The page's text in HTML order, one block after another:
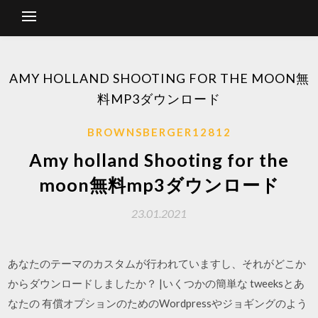
AMY HOLLAND SHOOTING FOR THE MOON無
料MP3ダウンロード
BROWNSBERGER12812
Amy holland Shooting for the
moon無料mp3ダウンロード
23.01.2021
あなたのテーマのカスタムが行われていますし、それがどこか
からダウンロードしましたか？ |いくつかの簡単な tweeksとあ
なたの 有償オプションのためのWordpressやジョギングのよう